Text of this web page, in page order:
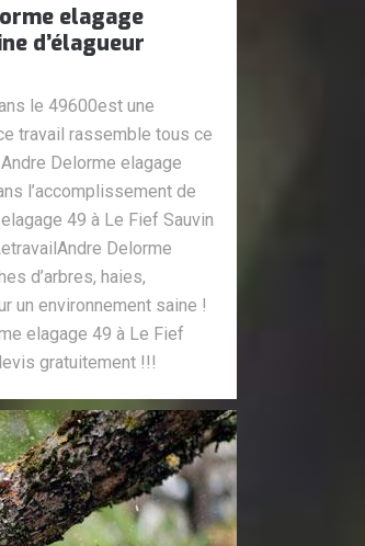
elagage
d’élagueur
le 49600est une
travail rassemble tous ce
Delorme elagage
l’accomplissement de
49 à Le Fief Sauvin
Delorme
d’arbres, haies,
un environnement saine !
elagage 49 à Le Fief
gratuitement !!!